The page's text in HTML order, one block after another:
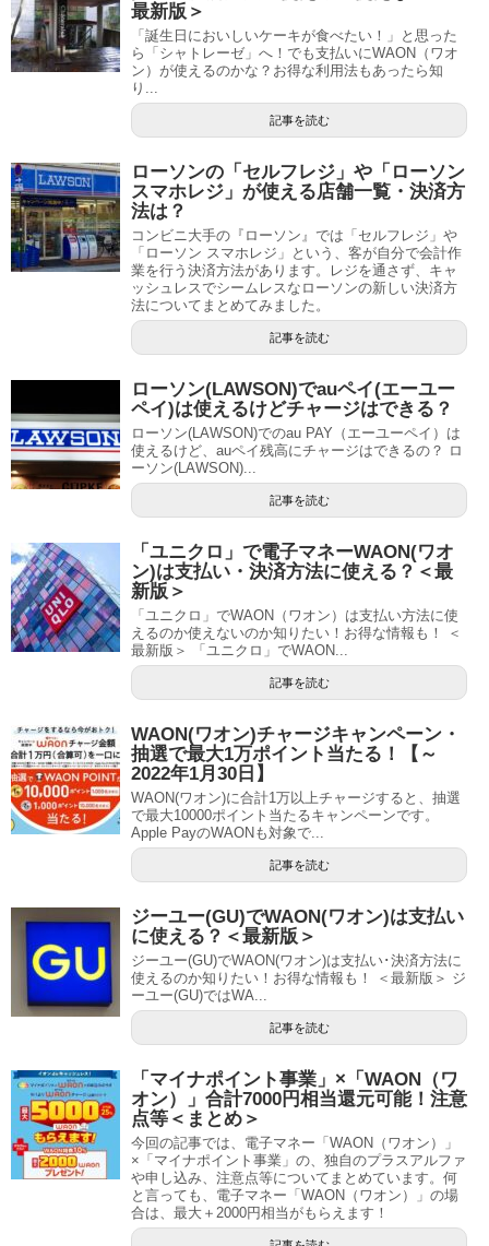
最新版＞
「誕生日においしいケーキが食べたい！」と思った
ら「シャトレーゼ」へ！でも支払いにWAON（ワオ
ン）が使えるのかな？お得な利用法もあったら知
り...
記事を読む
ローソンの「セルフレジ」や「ローソン
スマホレジ」が使える店舗一覧・決済方
法は？
コンビニ大手の『ローソン』では「セルフレジ」や
「ローソン スマホレジ」という、客が自分で会計作
業を行う決済方法があります。レジを通さず、キャ
ッシュレスでシームレスなローソンの新しい決済方
法についてまとめてみました。
記事を読む
ローソン(LAWSON)でauペイ(エーユー
ペイ)は使えるけどチャージはできる？
ローソン(LAWSON)でのau PAY（エーユーペイ）は
使えるけど、auペイ残高にチャージはできるの？ ロ
ーソン(LAWSON)...
記事を読む
「ユニクロ」で電子マネーWAON(ワオ
ン)は支払い・決済方法に使える？＜最
新版＞
「ユニクロ」でWAON（ワオン）は支払い方法に使
えるのか使えないのか知りたい！お得な情報も！ ＜
最新版＞ 「ユニクロ」でWAON...
記事を読む
WAON(ワオン)チャージキャンペーン・
抽選で最大1万ポイント当たる！【～
2022年1月30日】
WAON(ワオン)に合計1万以上チャージすると、抽選
で最大10000ポイント当たるキャンペーンです。
Apple PayのWAONも対象で...
記事を読む
ジーユー(GU)でWAON(ワオン)は支払い
に使える？＜最新版＞
ジーユー(GU)でWAON(ワオン)は支払い･決済方法に
使えるのか知りたい！お得な情報も！ ＜最新版＞ ジ
ーユー(GU)ではWA...
記事を読む
「マイナポイント事業」×「WAON（ワ
オン）」合計7000円相当還元可能！注意
点等＜まとめ＞
今回の記事では、電子マネー「WAON（ワオン）」
×「マイナポイント事業」の、独自のプラスアルファ
や申し込み、注意点等についてまとめています。何
と言っても、電子マネー「WAON（ワオン）」の場
合は、最大＋2000円相当がもらえます！